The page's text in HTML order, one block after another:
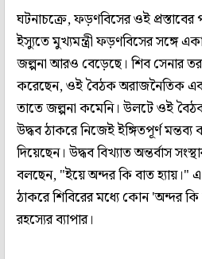
ঘটনাচক্রে, ফড়ণবিসের ওই প্রস্তাবের
ইস্যুতে মুখ্যমন্ত্রী ফড়ণবিসের সঙ্গে
জল্পনা আরও বেড়েছে। শিব সেনার
করেছেন, ওই বৈঠক অরাজনৈতিক এবং
তাতে জল্পনা কমেনি। উলটে ওই
উদ্ধব ঠাকরে নিজেই ইঙ্গিতপূর্ণ মন্তব্য
দিয়েছেন। উদ্ধব বিখ্যাত অন্তর্বাস
বলছেন, "ইয়ে অন্দর কি বাত হ্যায়।"
ঠাকরে শিবিরের মধ্যে কোন 'অন্দর
রহস্যের ব্যাপার।